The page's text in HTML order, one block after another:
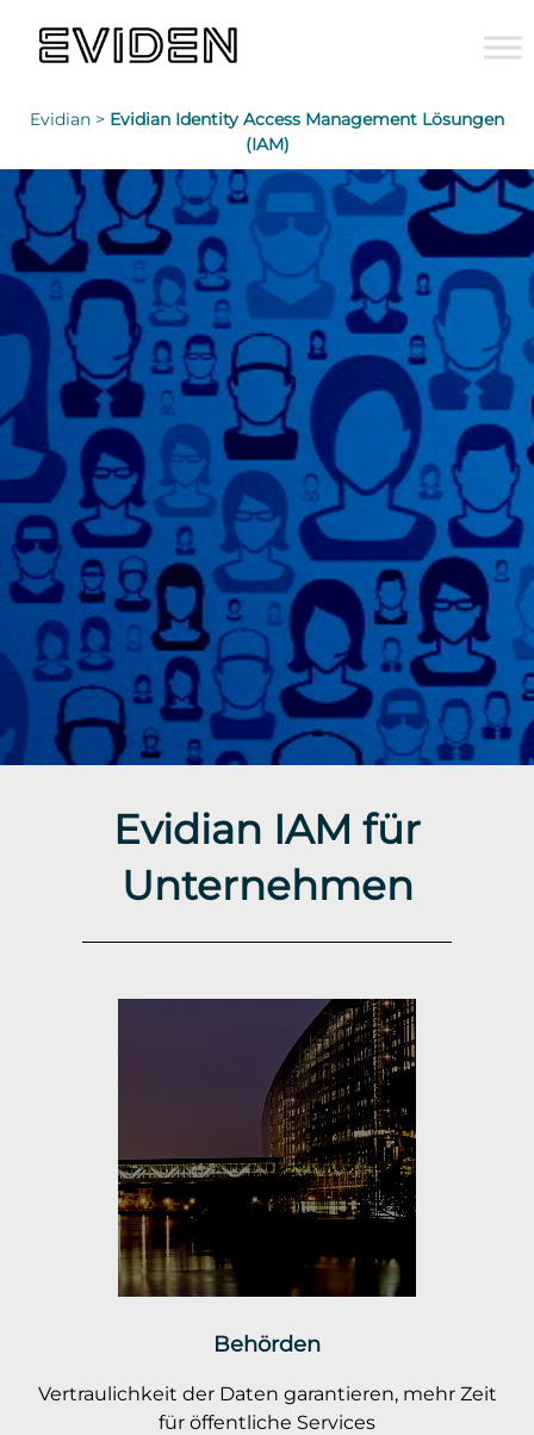
Evidian > Evidian Identity Access Management Lösungen
(IAM)
Evidian IAM für
Unternehmen
Behörden
Vertraulichkeit der Daten garantieren, mehr Zeit
für öffentliche Services